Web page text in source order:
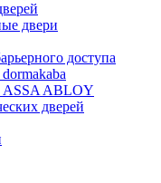
двери
доступа
ASSA ABLOY
дверей